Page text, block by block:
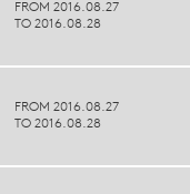
FROM 2016.08.27
TO 2016.08.28
FROM 2016.08.27
TO 2016.08.28